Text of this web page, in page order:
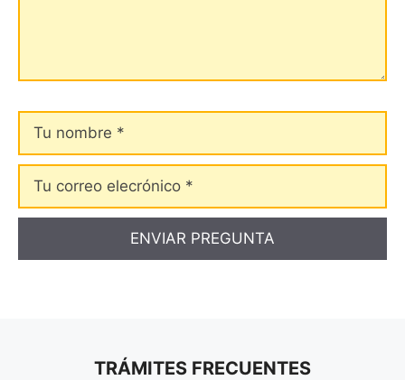
nombre
Tu
correo
elecrónico
TRÁMITES FRECUENTES